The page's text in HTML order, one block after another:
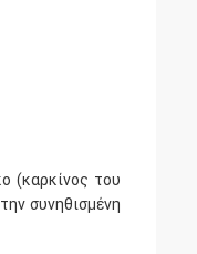
(καρκίνος του
συνηθισμένη